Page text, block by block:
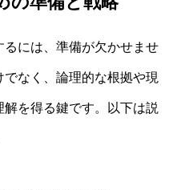
には、準備が欠かせませ
なく、論理的な根拠や現
を得る鍵です。以下は説